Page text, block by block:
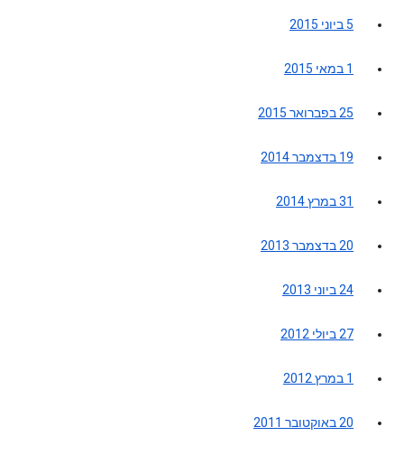
5 ביוני 2015
1 במאי 2015
25 בפברואר 2015
19 בדצמבר 2014
31 במרץ 2014
20 בדצמבר 2013
24 ביוני 2013
27 ביולי 2012
1 במרץ 2012
20 באוקטובר 2011